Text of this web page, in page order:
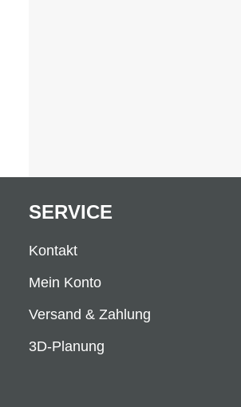
SERVICE
Kontakt
Mein Konto
Versand & Zahlung
3D-Planung